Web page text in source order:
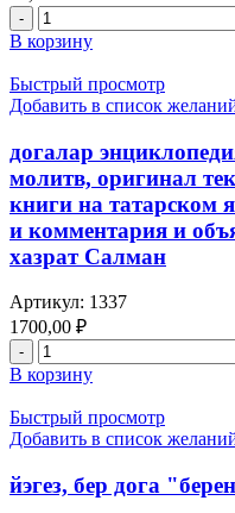
Сэлман,
оптом
Количество
товара
беш
убак
намаз
на
киргизском
языке
В корзину
Быстрый просмотр
Добавить в список
догалар
молитв, оригинал
книги на татарском
и комментария и
хазрат Салман
Артикул: 1337
1700,00 ₽
Количество
товара
догалар
энциклопедиясе
оптом:
молитв,
оригинал
В корзину
Быстрый просмотр
Добавить в список
йэгез, бер дога